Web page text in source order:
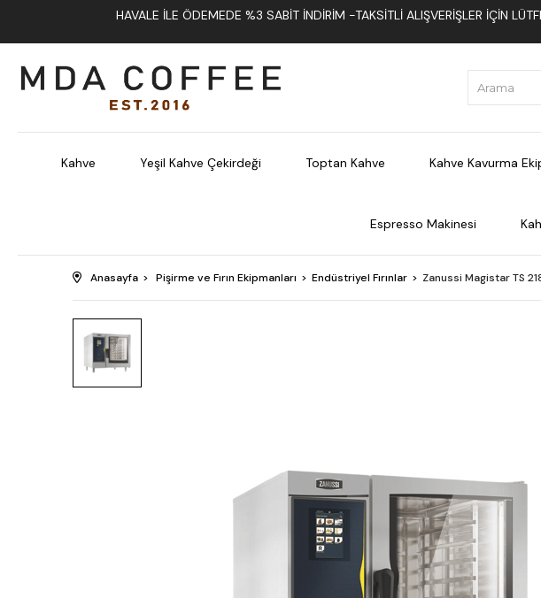
HAVALE İLE ÖDEMEDE %3 SABIT İNDIRIM -TAKSITLI ALIŞVERIŞLER İÇIN
Kahve Yeşil Kahve Çekirdeği Toptan Kahve Kahve Kavurma
Espresso Makinesi
Anasayfa Pişirme ve Fırın Ekipmanları Endüstriyel Fırınlar Zanussi Magistar TS